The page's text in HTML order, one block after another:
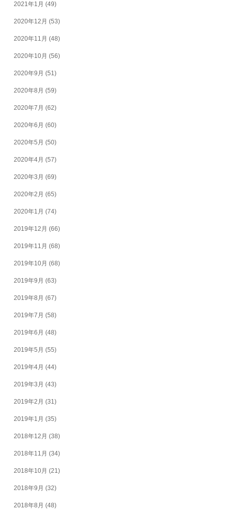
2021年1月 (49)
2020年12月 (53)
2020年11月 (48)
2020年10月 (56)
2020年9月 (51)
2020年8月 (59)
2020年7月 (62)
2020年6月 (60)
2020年5月 (50)
2020年4月 (57)
2020年3月 (69)
2020年2月 (65)
2020年1月 (74)
2019年12月 (66)
2019年11月 (68)
2019年10月 (68)
2019年9月 (63)
2019年8月 (67)
2019年7月 (58)
2019年6月 (48)
2019年5月 (55)
2019年4月 (44)
2019年3月 (43)
2019年2月 (31)
2019年1月 (35)
2018年12月 (38)
2018年11月 (34)
2018年10月 (21)
2018年9月 (32)
2018年8月 (48)